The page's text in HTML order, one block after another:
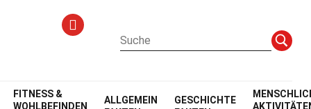
FITNESS &
WOHLBEFINDEN
ALLGEMEIN
GESCHICHTE